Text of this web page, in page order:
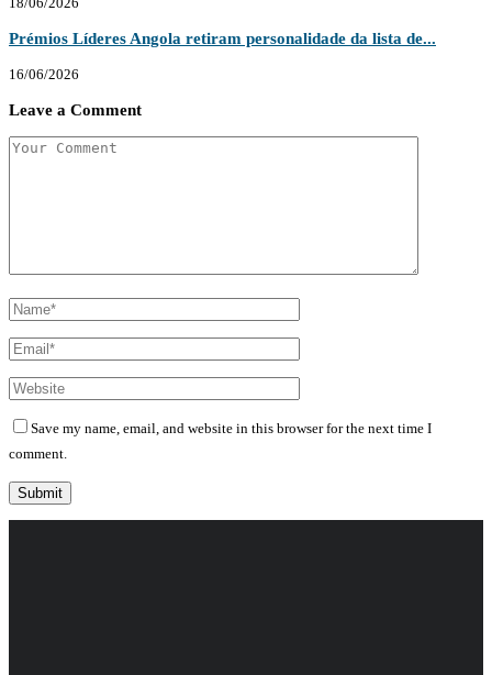
Prémios Líderes Angola retiram personalidade da lista de...
16/06/2026
Leave a Comment
Save my name, email, and website in this browser for the next time I
comment.